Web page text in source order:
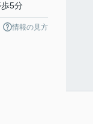
5分
情報の見方